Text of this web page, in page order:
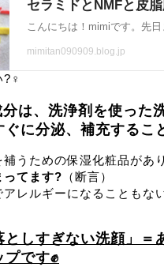
?‍♀️
は、洗浄剤を使った
ぐに分泌、補充するこ
うための保湿化粧品があ
ってます? （断言）
アレルギーになることもな
としすぎない洗顔」＝
です✊